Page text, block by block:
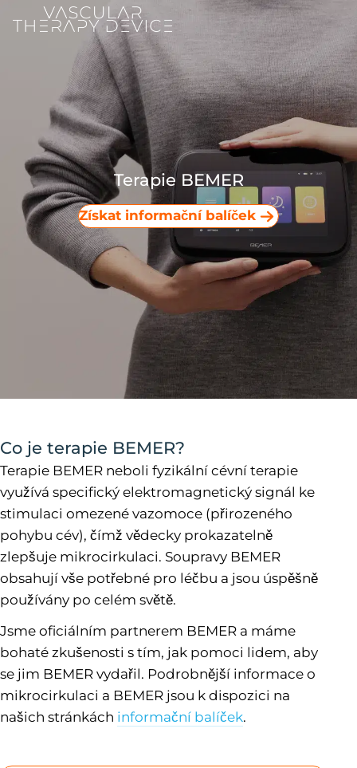
Terapie BEMER
Získat informační balíček
Co je terapie BEMER?
Terapie BEMER neboli fyzikální cévní terapie
využívá specifický elektromagnetický signál ke
stimulaci omezené vazomoce (přirozeného
pohybu cév), čímž vědecky prokazatelně
zlepšuje mikrocirkulaci. Soupravy BEMER
obsahují vše potřebné pro léčbu a jsou úspěšně
používány po celém světě.
Jsme oficiálním partnerem BEMER a máme
bohaté zkušenosti s tím, jak pomoci lidem, aby
se jim BEMER vydařil. Podrobnější informace o
mikrocirkulaci a BEMER jsou k dispozici na
našich stránkách informační balíček.